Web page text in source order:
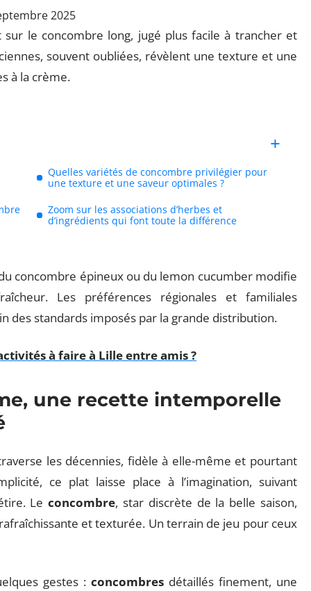
2025
le concombre long, jugé plus facile à trancher et
souvent oubliées, révèlent une texture et une
à la crème.
Quelles variétés de concombre privilégier pour
une texture et une saveur optimales ?
Zoom sur les associations d’herbes et
d’ingrédients qui font toute la différence
du concombre épineux ou du lemon cucumber modifie
Les préférences régionales et familiales
des standards imposés par la grande distribution.
à faire à Lille entre amis ?
une recette intemporelle
les décennies, fidèle à elle-même et pourtant
ce plat laisse place à l’imagination, suivant
Leconcombre, star discrète de la belle saison,
et texturée. Un terrain de jeu pour ceux
gestes : concombres détaillés finement, une